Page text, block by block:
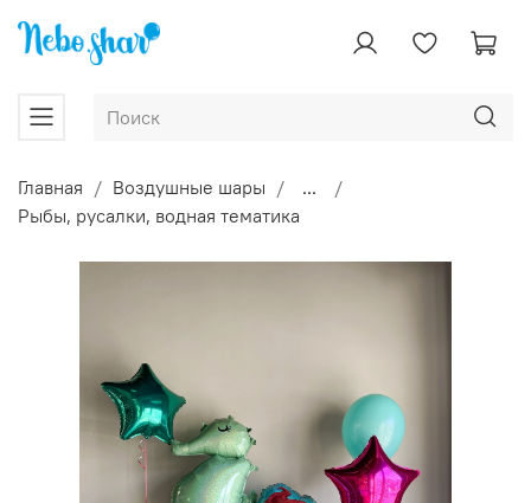
Главная Воздушные шары
...
Рыбы, русалки, водная тематика